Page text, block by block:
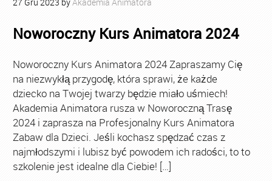
Noworoczny Kurs Animatora 2024
Noworoczny Kurs Animatora 2024 Zapraszamy Cię
na niezwykłą przygodę, która sprawi, że każde
dziecko na Twojej twarzy będzie miało uśmiech!
Akademia Animatora rusza w Noworoczną Trasę
2024 i zaprasza na Profesjonalny Kurs Animatora
Zabaw dla Dzieci. Jeśli kochasz spędzać czas z
najmłodszymi i lubisz być powodem ich radości, to to
szkolenie jest idealne dla Ciebie! […]